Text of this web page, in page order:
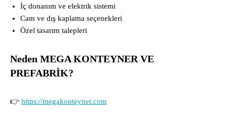
İç donanım ve elektrik sistemi
Cam ve dış kaplama seçenekleri
Özel tasarım talepleri
Neden MEGA KONTEYNER VE
PREFABRİK?
👉 https://megakonteyner.com